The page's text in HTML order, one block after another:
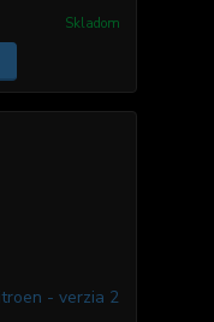
Skladom